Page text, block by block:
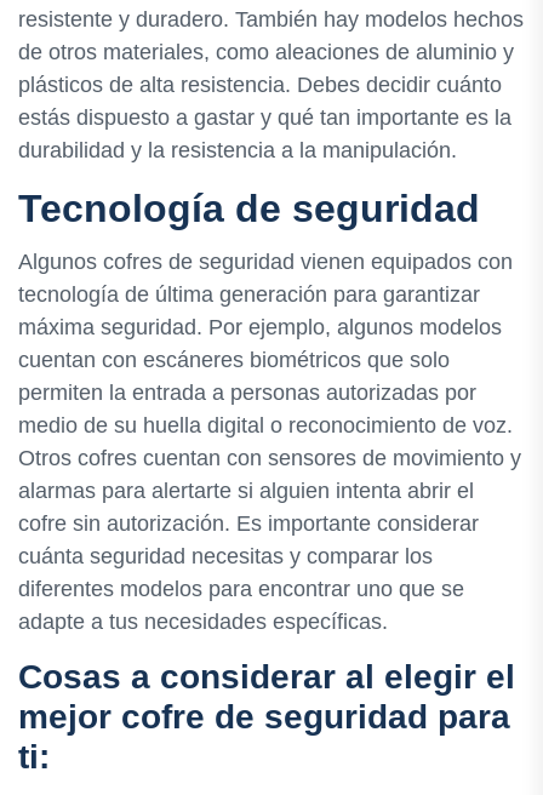
resistente y duradero. También hay modelos hechos
de otros materiales, como aleaciones de aluminio y
plásticos de alta resistencia. Debes decidir cuánto
estás dispuesto a gastar y qué tan importante es la
durabilidad y la resistencia a la manipulación.
Tecnología de seguridad
Algunos cofres de seguridad vienen equipados con
tecnología de última generación para garantizar
máxima seguridad. Por ejemplo, algunos modelos
cuentan con escáneres biométricos que solo
permiten la entrada a personas autorizadas por
medio de su huella digital o reconocimiento de voz.
Otros cofres cuentan con sensores de movimiento y
alarmas para alertarte si alguien intenta abrir el
cofre sin autorización. Es importante considerar
cuánta seguridad necesitas y comparar los
diferentes modelos para encontrar uno que se
adapte a tus necesidades específicas.
Cosas a considerar al elegir el
mejor cofre de seguridad para
ti: